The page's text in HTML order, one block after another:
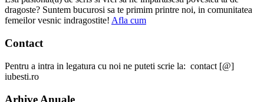
dragoste? Suntem bucurosi sa te primim printre noi, in comunitatea
femeilor vesnic indragostite! Afla cum
Contact
Pentru a intra in legatura cu noi ne puteti scrie la: contact [@]
iubesti.ro
Arhive Anuale